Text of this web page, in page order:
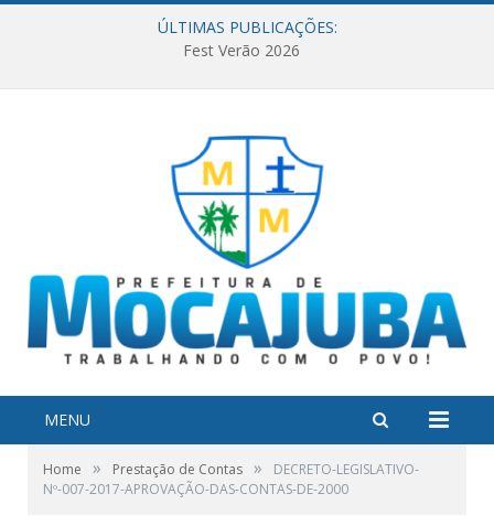
ÚLTIMAS PUBLICAÇÕES:
Fest Verão 2026
MENU
Home » Prestação de Contas »
DECRETO-LEGISLATIVO-
Nº-007-2017-APROVAÇÃO-DAS-CONTAS-DE-2000